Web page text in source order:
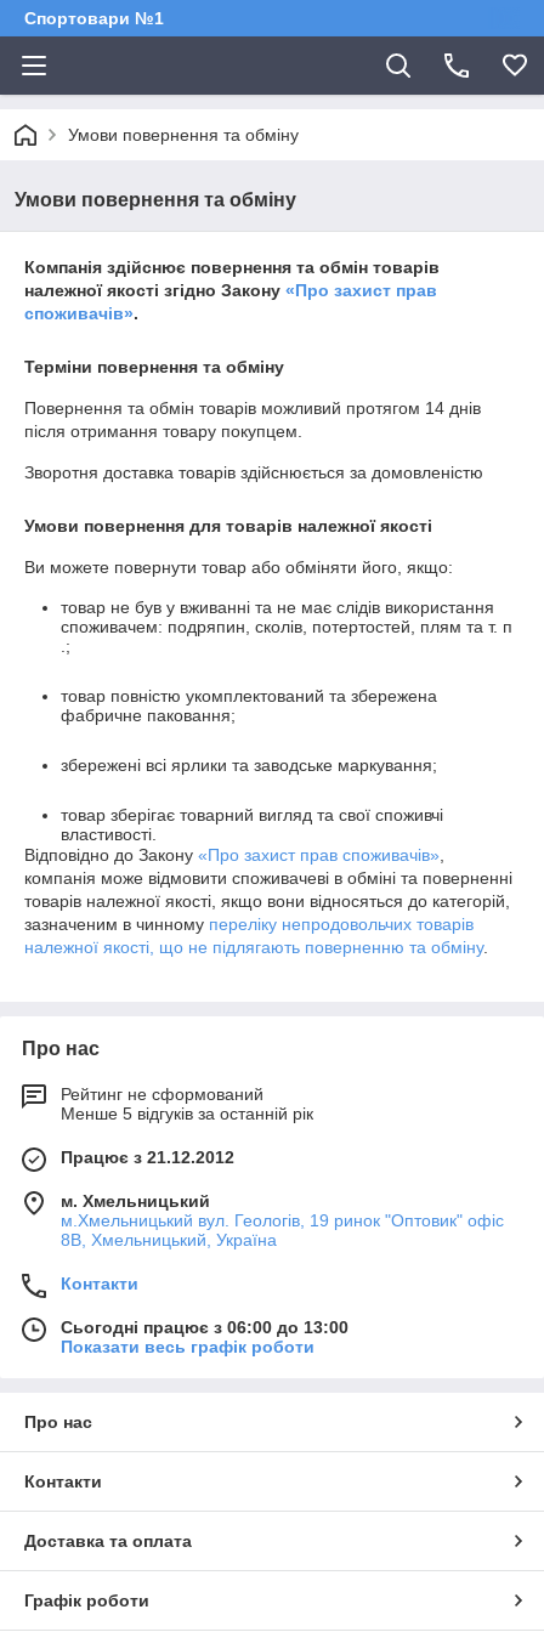
Спортовари №1
Умови повернення та обміну
Умови повернення та обміну
Компанія здійснює повернення та обмін товарів
належної якості згідно Закону «Про захист прав
споживачів».
Терміни повернення та обміну
Повернення та обмін товарів можливий протягом 14 днів
після отримання товару покупцем.
Зворотня доставка товарів здійснюється за домовленістю
Умови повернення для товарів належної якості
Ви можете повернути товар або обміняти його, якщо:
товар не був у вживанні та не має слідів використання
споживачем: подряпин, сколів, потертостей, плям та т. п
.;
товар повністю укомплектований та збережена
фабричне паковання;
збережені всі ярлики та заводське маркування;
товар зберігає товарний вигляд та свої споживчі
властивості.
Відповідно до Закону «Про захист прав споживачів»
компанія може відмовити споживачеві в обміні та поверненні
товарів належної якості, якщо вони відносяться до категорій,
зазначеним в чинному переліку непродовольчих товарів
належної якості, що не підлягають поверненню та обміну.
Про нас
Рейтинг не сформований
Менше 5 відгуків за останній рік
Працює з 21.12.2012
м. Хмельницький
м.Хмельницький вул. Геологів, 19 ринок "Оптовик" офіс
8В, Хмельницький, Україна
Контакти
Сьогодні працює з 06:00 до 13:00
Показати весь графік роботи
Про нас
Контакти
Доставка та оплата
Графік роботи